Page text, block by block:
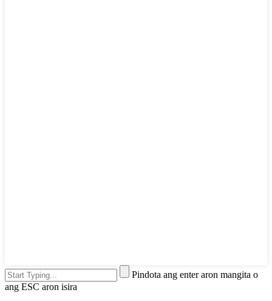
Pindota ang enter aron mangita o
ang ESC aron isira